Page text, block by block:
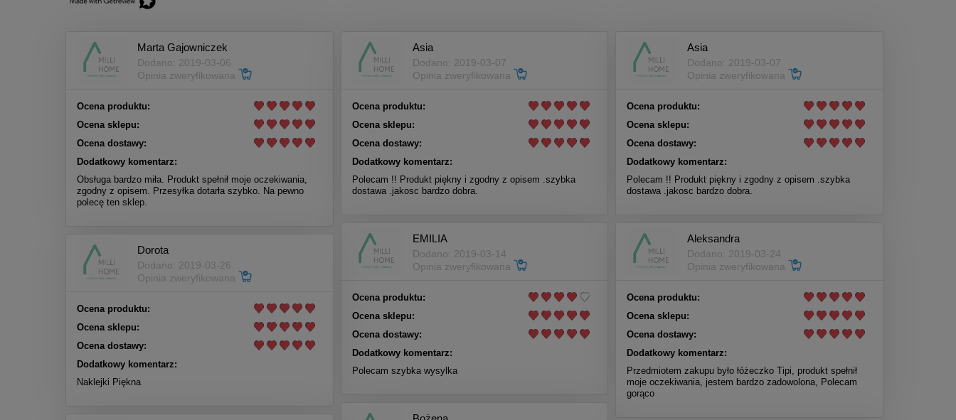
Marta Gajowniczek
Dodano: 2019-03-06
Opinia zweryfikowana
Ocena produktu:
Ocena sklepu:
Ocena dostawy:
Dodatkowy komentarz:
Obsługa bardzo miła. Produkt spełnił moje oczekiwania,
zgodny z opisem. Przesyłka dotarła szybko. Na pewno
polecę ten sklep.
Asia
Dodano: 2019-03-07
Opinia zweryfikowana
Ocena produktu:
Ocena sklepu:
Ocena dostawy:
Dodatkowy komentarz:
Polecam !! Produkt piękny i zgodny z opisem .szybka
dostawa .jakosc bardzo dobra.
Asia
Dodano: 2019-03-07
Opinia zweryfikowana
Ocena produktu:
Ocena sklepu:
Ocena dostawy:
Dodatkowy komentarz:
Polecam !! Produkt piękny i zgodny z opisem .szybka
dostawa .jakosc bardzo dobra.
EMILIA
Dodano: 2019-03-14
Opinia zweryfikowana
Ocena produktu:
Ocena sklepu:
Ocena dostawy:
Dodatkowy komentarz:
Polecam szybka wysylka
Aleksandra
Dodano: 2019-03-24
Opinia zweryfikowana
Ocena produktu:
Ocena sklepu:
Ocena dostawy:
Dodatkowy komentarz:
Przedmiotem zakupu było łóżeczko Tipi, produkt spełnił
moje oczekiwania, jestem bardzo zadowolona, Polecam
gorąco
Dorota
Dodano: 2019-03-26
Opinia zweryfikowana
Ocena produktu:
Ocena sklepu:
Ocena dostawy:
Dodatkowy komentarz:
Naklejki Piękna